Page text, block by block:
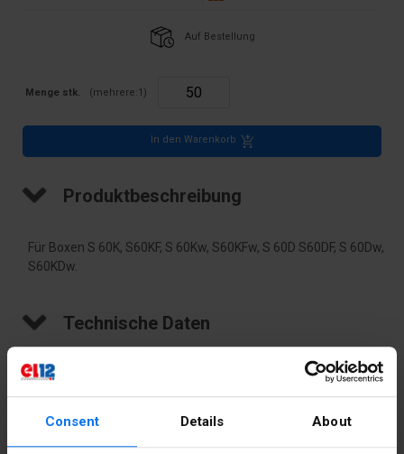
Consent Details About
Auf Bestellung
Menge stk. (mehrere:1 )
In den Warenkorb
Produktbeschreibung
Für Boxen S 60K, S60KF, S 60Kw, S60KFw, S 60D S60DF, S 60Dw,
S60KDw.
Technische Daten
Farbe